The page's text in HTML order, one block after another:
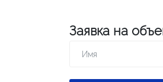
Заявка на